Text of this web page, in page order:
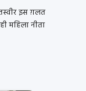
इस ग़लत
महिला नीता